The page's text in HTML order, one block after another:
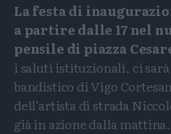
La festa di
a partire dalle 17 nel
pensile di piazza
i saluti istituzionali, ci
bandistico di Vigo
dell’artista di strada
già in azione dalla mattina.